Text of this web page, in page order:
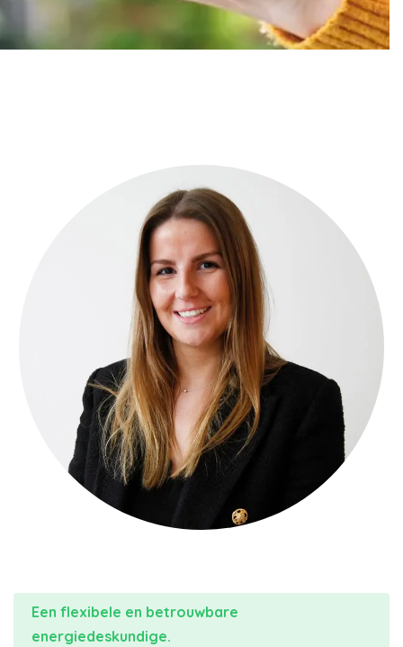
Een flexibele en betrouwbare
energiedeskundige.